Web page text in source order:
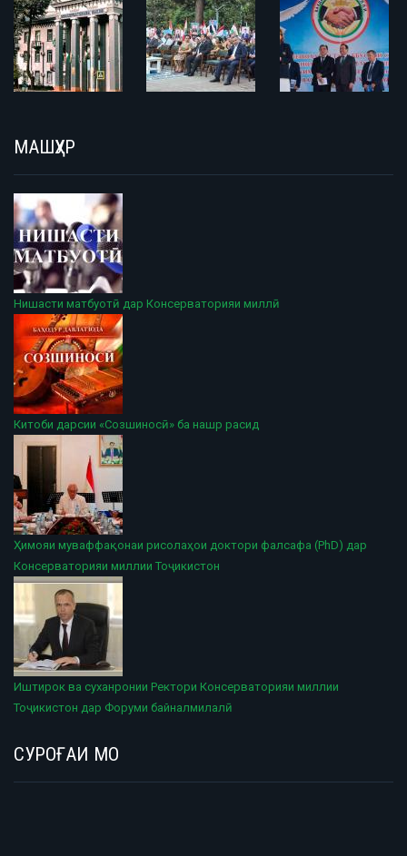
МАШҲУР
Нишасти матбуотӣ дар Консерваторияи миллӣ
Китоби дарсии «Созшиносӣ» ба нашр расид
Ҳимояи муваффақонаи рисолаҳои доктори фалсафа (PhD) дар
Консерваторияи миллии Тоҷикистон
Иштирок ва суханронии Ректори Консерваторияи миллии
Тоҷикистон дар Форуми байналмилалӣ
СУРОҒАИ МО